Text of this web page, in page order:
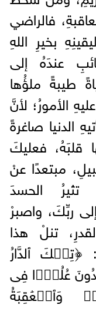
فالراضي
بخيرِ اللهِ
عندَهُ إلى
طيبةً ملؤُها
الأمورُ؛ لأنَّ
الدنيا صاغرةً
قلبَهُ، فعليكَ
مبتعدًا عنْ
تثيرُ الحسدَ
ربِّكَ، واصبرْ
تنلْ هذا
﴿تِلۡكَ ٱلدَّارُ
عُلُوࣰّا فِی
وَٱلۡعَٰقِبَةُ